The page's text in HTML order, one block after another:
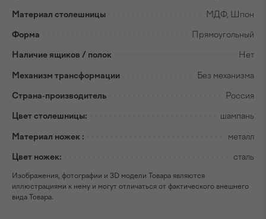
Материал столешницы МДФ, Шпон
Форма Прямоугольный
Наличие ящиков / полок Нет
Механизм трансформации Без механизма
Страна-производитель Россия
Цвет столешницы: шампань
Материал ножек : металл
Цвет ножек: сталь
Изображения, фотографии и 3D модели Товара являются
иллюстрациями к нему и могут отличаться от фактического внешнего
вида Товара.